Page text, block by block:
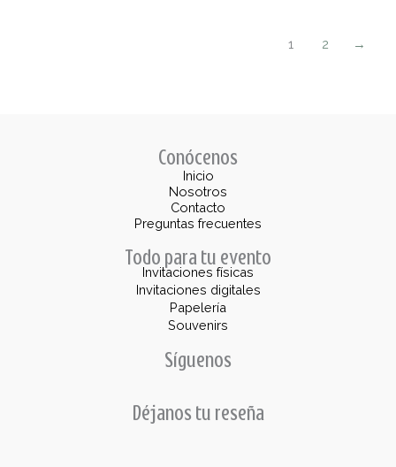
1 2 →
Conócenos
Inicio
Nosotros
Contacto
Preguntas frecuentes
Todo para tu evento
Invitaciones físicas
Invitaciones digitales
Papelería
Souvenirs
Síguenos
Déjanos tu reseña